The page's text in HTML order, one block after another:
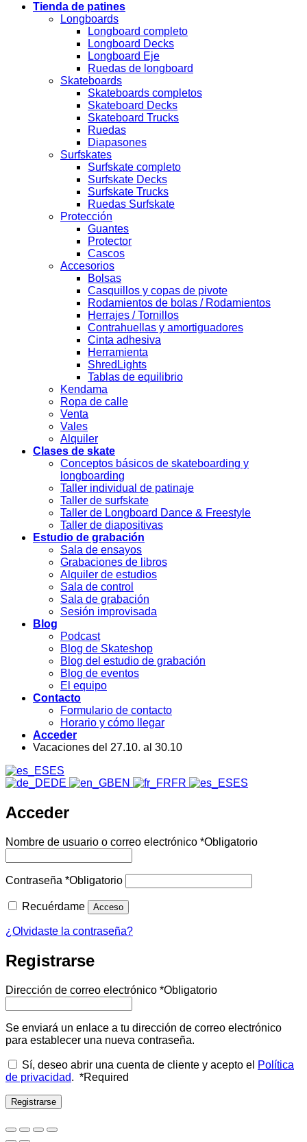
Tienda de patines
Longboards
Longboard completo
Longboard Decks
Longboard Eje
Ruedas de longboard
Skateboards
Skateboards completos
Skateboard Decks
Skateboard Trucks
Ruedas
Diapasones
Surfskates
Surfskate completo
Surfskate Decks
Surfskate Trucks
Ruedas Surfskate
Protección
Guantes
Protector
Cascos
Accesorios
Bolsas
Casquillos y copas de pivote
Rodamientos de bolas / Rodamientos
Herrajes / Tornillos
Contrahuellas y amortiguadores
Cinta adhesiva
Herramienta
ShredLights
Tablas de equilibrio
Kendama
Ropa de calle
Venta
Vales
Alquiler
Clases de skate
Conceptos básicos de skateboarding y
longboarding
Taller individual de patinaje
Taller de surfskate
Taller de Longboard Dance & Freestyle
Taller de diapositivas
Estudio de grabación
Sala de ensayos
Grabaciones de libros
Alquiler de estudios
Sala de control
Sala de grabación
Sesión improvisada
Blog
Podcast
Blog de Skateshop
Blog del estudio de grabación
Blog de eventos
El equipo
Contacto
Formulario de contacto
Horario y cómo llegar
Acceder
Vacaciones del 27.10. al 30.10
ES
DE
EN FR ES
Acceder
Nombre de usuario o correo electrónico *Obligatorio
Contraseña *Obligatorio
Recuérdame Acceso
¿Olvidaste la contraseña?
Registrarse
Dirección de correo electrónico *Obligatorio
Se enviará un enlace a tu dirección de correo electrónico
para establecer una nueva contraseña.
Sí, deseo abrir una cuenta de cliente y acepto el Política
de privacidad. *Required
Registrarse